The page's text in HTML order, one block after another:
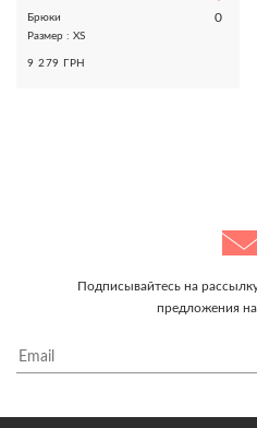
0
Брюки
Размер : XS
9 279 ГРН
Подписывайтесь на
предложения